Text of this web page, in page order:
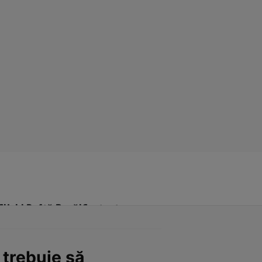
Poftă Bună!Contact
să